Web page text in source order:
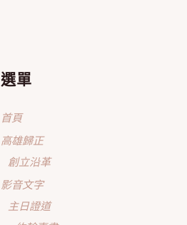
選單
首頁
高雄歸正
創立沿革
影音文字
主日證道